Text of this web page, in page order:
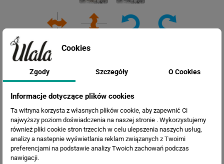
Cena przed rabatem:564.45 zł
Cookies
Zgody Szczegóły O Cookies
Informacje dotyczące plików cookies
Ta witryna korzysta z własnych plików cookie, aby zapewnić Ci
najwyższy poziom doświadczenia na naszej stronie . Wykorzystujemy
również pliki cookie stron trzecich w celu ulepszenia naszych usług,
analizy a nastepnie wyświetlania reklam związanych z Twoimi
preferencjami na podstawie analizy Twoich zachowań podczas
nawigacji.